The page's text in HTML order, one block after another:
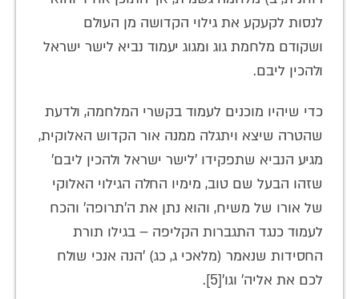
לנסות לקעקע את גילוי הקדושה מן העולם
ושקודם מלחמת גוג ומגוג יעמוד נביא לישר ישראל
ולהכין ליבם.
כדי שיהיו מוכנים לעמוד בקשרי המלחמה, ולדעת
שהטרה שיצא ויתגלה ממנה אור הקדוש האלוקית,
מגיע הנביא שתפקידו 'לישר ישראל ולהכין ליבם'
שזהו הבעל שם טוב, מימיו החלה הגילוי האלוקי
של אורו של משיח, והוא נתן את ה'תרופה' והכח
לעמוד כנגד התגברות הקליפה – בגילו תורת
החסידות שנאמר (מלאכי ג, כג) 'הנה אנכי שולח
לכם את אליה' וגו'[5].